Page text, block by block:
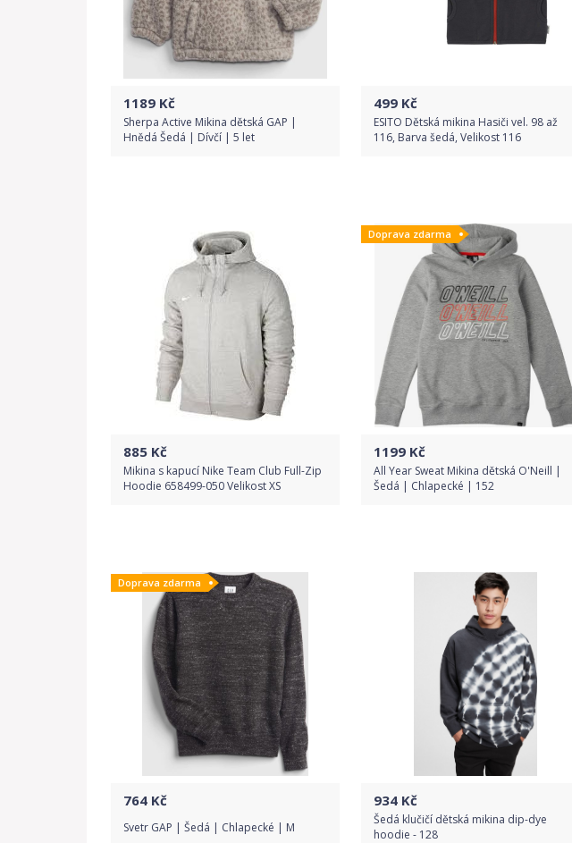
1189 Kč
Sherpa Active Mikina dětská GAP |
Hnědá Šedá | Dívčí | 5 let
Detail produktu
499 Kč
ESITO Dětská mikina Hasiči vel. 98 až
116, Barva šedá, Velikost 116
Detail produktu
885 Kč
Mikina s kapucí Nike Team Club Full-Zip
Hoodie 658499-050 Velikost XS
Detail produktu
Doprava zdarma
1199 Kč
All Year Sweat Mikina dětská O'Neill |
Šedá | Chlapecké | 152
Detail produktu
Doprava zdarma
764 Kč
Svetr GAP | Šedá | Chlapecké | M
934 Kč
Šedá klučičí dětská mikina dip-dye
hoodie - 128